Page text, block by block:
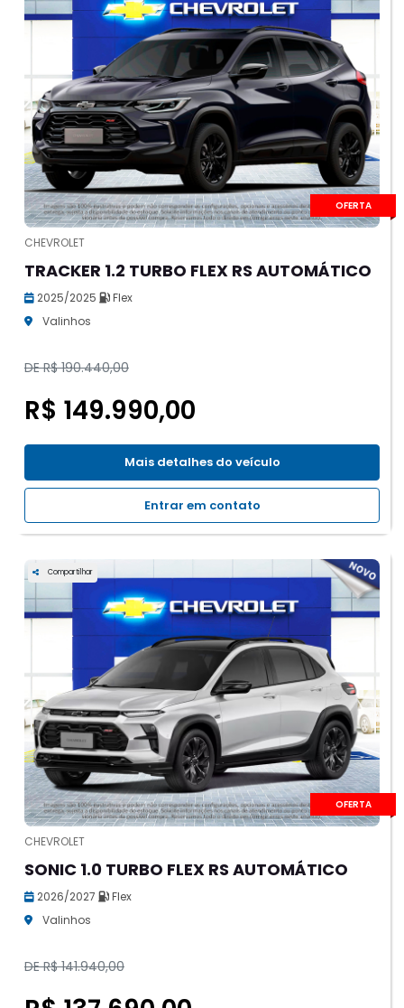
OFERTA
CHEVROLET
TRACKER 1.2 TURBO FLEX RS AUTOMÁTICO
2025/2025
Flex
Valinhos
DE R$ 190.440,00
R$ 149.990,00
Mais detalhes do veículo
Entrar em contato
OFERTA
Compartilhar
CHEVROLET
SONIC 1.0 TURBO FLEX RS AUTOMÁTICO
2026/2027
Flex
Valinhos
DE R$ 141.940,00